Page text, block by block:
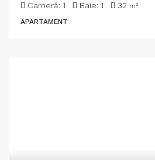
Cameră: 1 Baie: 1 32 m²
APARTAMENT